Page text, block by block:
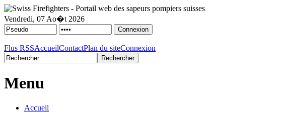
Vendredi, 07 Ao�t 2026
Flus RSSAccueilContactPlan du siteConnexion
Menu
Accueil